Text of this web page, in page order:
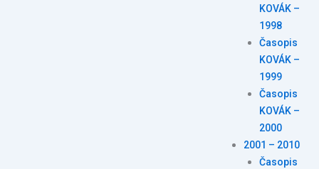
KOVÁK –
1998
Časopis
KOVÁK –
1999
Časopis
KOVÁK –
2000
2001 – 2010
Časopis